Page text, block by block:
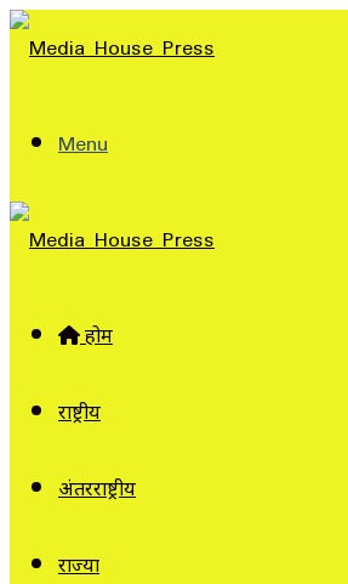
Menu
होम
राष्ट्रीय
अंतरराष्ट्रीय
राज्यों